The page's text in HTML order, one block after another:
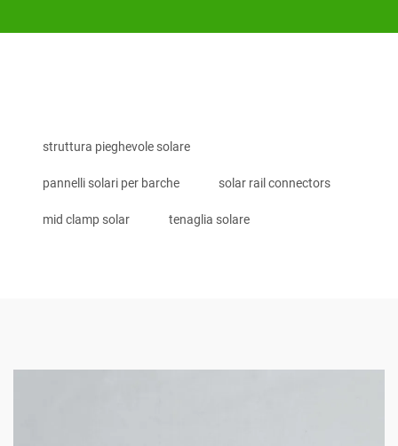
struttura pieghevole solare
pannelli solari per barche solar rail connectors
mid clamp solar tenaglia solare